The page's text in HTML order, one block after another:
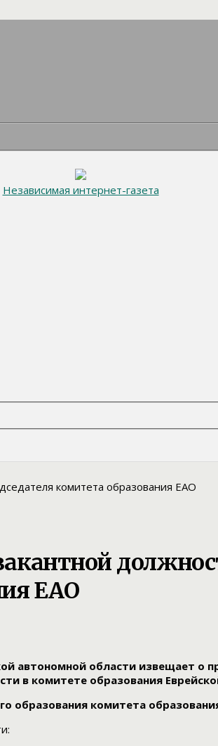
Независимая интернет-газета
ЕАО
автономной области извещает о
в комитете образования
комитета